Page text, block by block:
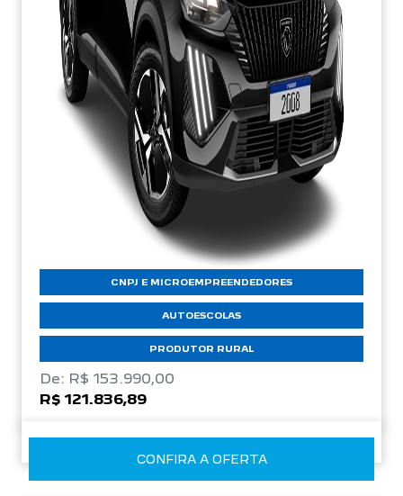
CNPJ E MICROEMPREENDEDORES
AUTOESCOLAS
PRODUTOR RURAL
De: R$ 153.990,00
R$ 121.836,89
CONFIRA A OFERTA